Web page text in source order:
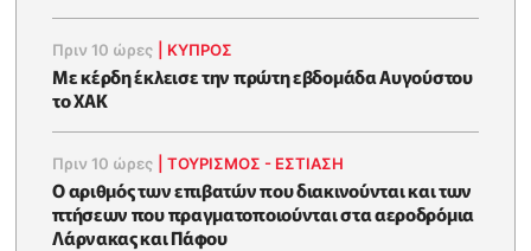
Πριν 10 ώρες ΚΥΠΡΟΣ
Με κέρδη έκλεισε την πρώτη εβδομάδα Αυγούστου
το ΧΑΚ
Πριν 10 ώρες |ΤΟΥΡΙΣΜΟΣ - ΕΣΤΙΑΣΗ
Ο αριθμός των επιβατών που διακινούνται και των
πτήσεων που πραγματοποιούνται στα αεροδρόμια
Λάρνακας και Πάφου